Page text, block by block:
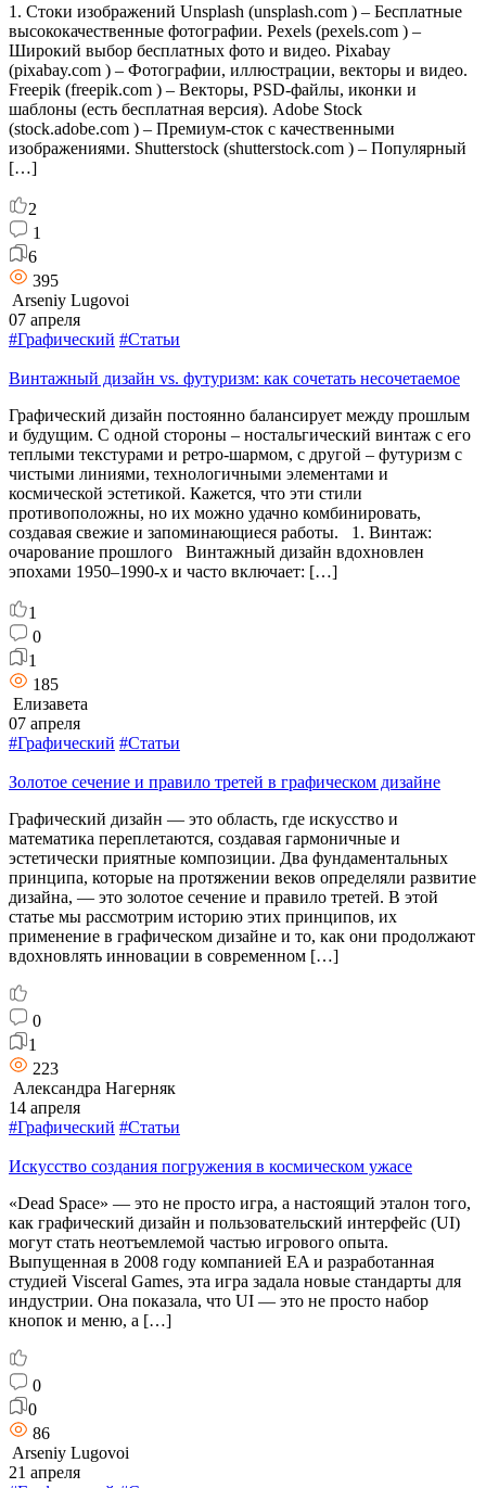
1. Стоки изображений Unsplash (unsplash.com ) – Бесплатные
высококачественные фотографии. Pexels (pexels.com ) –
Широкий выбор бесплатных фото и видео. Pixabay
(pixabay.com ) – Фотографии, иллюстрации, векторы и видео.
Freepik (freepik.com ) – Векторы, PSD-файлы, иконки и
шаблоны (есть бесплатная версия). Adobe Stock
(stock.adobe.com ) – Премиум-сток с качественными
изображениями. Shutterstock (shutterstock.com ) – Популярный
[…]
2
1
6
395
Arseniy Lugovoi
07 апреля
#Графический #Статьи
Винтажный дизайн vs. футуризм: как сочетать несочетаемое
Графический дизайн постоянно балансирует между прошлым
и будущим. С одной стороны – ностальгический винтаж с его
теплыми текстурами и ретро-шармом, с другой – футуризм с
чистыми линиями, технологичными элементами и
космической эстетикой. Кажется, что эти стили
противоположны, но их можно удачно комбинировать,
создавая свежие и запоминающиеся работы. 1. Винтаж:
очарование прошлого Винтажный дизайн вдохновлен
эпохами 1950–1990-х и часто включает: […]
1
0
1
185
Елизавета
07 апреля
#Графический #Статьи
Золотое сечение и правило третей в графическом дизайне
Графический дизайн — это область, где искусство и
математика переплетаются, создавая гармоничные и
эстетически приятные композиции. Два фундаментальных
принципа, которые на протяжении веков определяли развитие
дизайна, — это золотое сечение и правило третей. В этой
статье мы рассмотрим историю этих принципов, их
применение в графическом дизайне и то, как они продолжают
вдохновлять инновации в современном […]
0
1
223
Александра Нагерняк
14 апреля
#Графический #Статьи
Искусство создания погружения в космическом ужасе
«Dead Space» — это не просто игра, а настоящий эталон того,
как графический дизайн и пользовательский интерфейс (UI)
могут стать неотъемлемой частью игрового опыта.
Выпущенная в 2008 году компанией EA и разработанная
студией Visceral Games, эта игра задала новые стандарты для
индустрии. Она показала, что UI — это не просто набор
кнопок и меню, а […]
0
0
86
Arseniy Lugovoi
21 апреля